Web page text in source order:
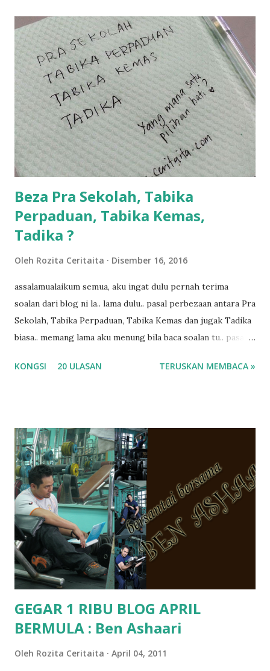
balik keja aku ajak la shah singgah Giant beli barang
sikit...dalam perjalanan dari dalam kereta tu biasalah kan
kami memang akan pimpin anak-anak jalan sampai masuk
dalam... dan kebiasanya bagi anak 4 macam kami ni bahagi-
bahagi lah siapa nak pimpin siapa... dan biasanya aku akan
dukung adik hadi sambil pimpin kakak husna... yang abg
ngah dengan abg long terserah pada shah la pulak.. tapi
kalau ikut anak-anak semua nak ummi pimpin... ajer rebeh
ba...
Beza Pra Sekolah, Tabika
Perpaduan, Tabika Kemas,
Tadika ?
Oleh Rozita Ceritaita Disember 16, 2016
assalamualaikum semua, aku ingat dulu pernah terima
soalan dari blog ni la.. lama dulu.. pasal perbezaan antara Pra
Sekolah, Tabika Perpaduan, Tabika Kemas dan jugak Tadika
biasa.. memang lama aku menung bila baca soalan tu.. pasal
ko.. masa tu aku baru je ada anak sorang dan aku hentam je
tanya sapa-sapa pun masa tu.. bila fikir-fikirkan balik terasa
jugak masa alahai teruknya kami sebagai ibubapa.. dan kami
terasa jugak semakin teruk bila abg long dah masuk 2 tahun
kat salah satu tadika swasta ni.. tapi nampaknya kenal huruf
pun tak tau.. pengsan aku bila ingat balik.. aku mula fikir
mungkin sebab abg long sendiri jenis budak yang ada
masalah dyslexia.. tapi minor la.. nanti la aku cerita pasal
dyslexia tu.. lepas tu kami buat keputusan pu...
KONGSI 20 ULASAN TERUSKAN MEMBACA »
GEGAR 1 RIBU BLOG APRIL
BERMULA : Ben Ashaari
Oleh Rozita Ceritaita April 04, 2011